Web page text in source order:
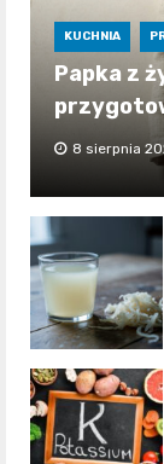
KUCHNIA
Papka z
8 sierpnia